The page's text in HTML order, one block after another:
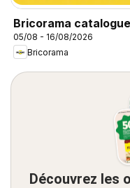
Bricorama catalogue
05/08 - 16/08/2026
Bricorama
Découvrez les